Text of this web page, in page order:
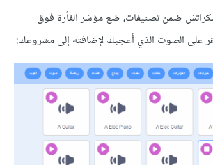
ضع مؤشر الفأرة فوق
الذي أعجبك لإضافته إلى مشروعك: